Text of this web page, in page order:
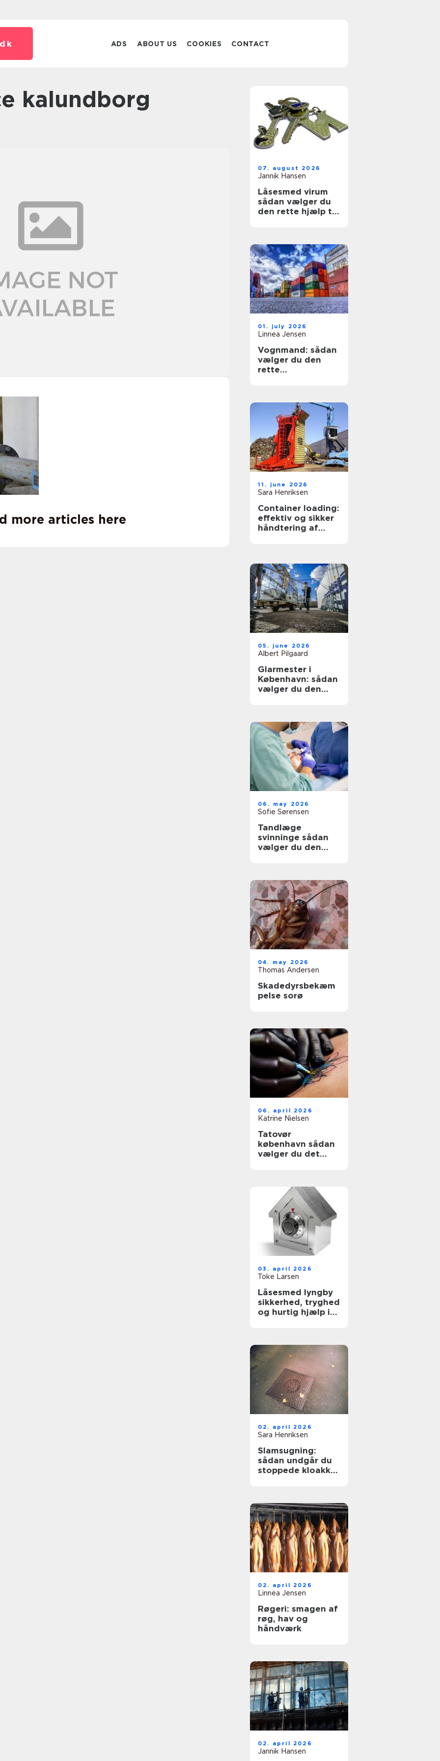
ADS ABOUT US COOKIES CONTACT
kalundborg
more articles here
07. august 2026
Jannik Hansen
Låsesmed virum
sådan vælger du
den rette hjælp til
01. july 2026
Linnea Jensen
Vognmand: sådan
vælger du den
rette
11. june 2026
Sara Henriksen
Container loading:
effektiv og sikker
håndtering af
05. june 2026
Albert Pilgaard
Glarmester i
København: sådan
vælger du den
06. may 2026
Sofie Sørensen
Tandlæge
svinninge sådan
vælger du den
04. may 2026
Thomas Andersen
Skadedyrsbekæm
pelse sorø
06. april 2026
Katrine Nielsen
Tatovør
københavn sådan
vælger du det
03. april 2026
Toke Larsen
Låsesmed lyngby
sikkerhed, tryghed
og hurtig hjælp i
02. april 2026
Sara Henriksen
Slamsugning:
sådan undgår du
stoppede kloakker
02. april 2026
Linnea Jensen
Røgeri: smagen af
røg, hav og
håndværk
02. april 2026
Jannik Hansen